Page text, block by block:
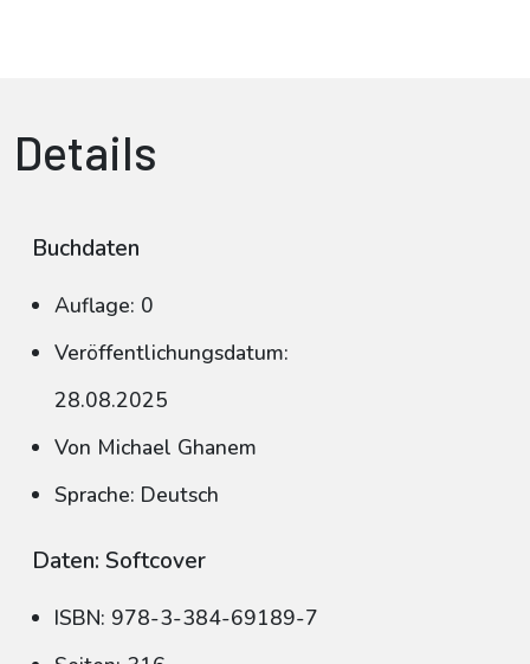
Details
Buchdaten
Auflage: 0
Veröffentlichungsdatum:
28.08.2025
Von Michael Ghanem
Sprache: Deutsch
Daten: Softcover
ISBN: 978-3-384-69189-7